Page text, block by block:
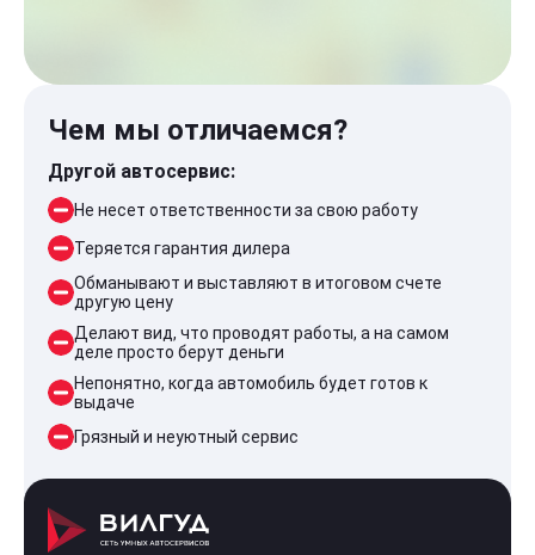
Чем мы отличаемся?
Другой автосервис:
Не несет ответственности за свою работу
Теряется гарантия дилера
Обманывают и выставляют в итоговом счете
другую цену
Делают вид, что проводят работы, а на самом
деле просто берут деньги
Непонятно, когда автомобиль будет готов к
выдаче
Грязный и неуютный сервис